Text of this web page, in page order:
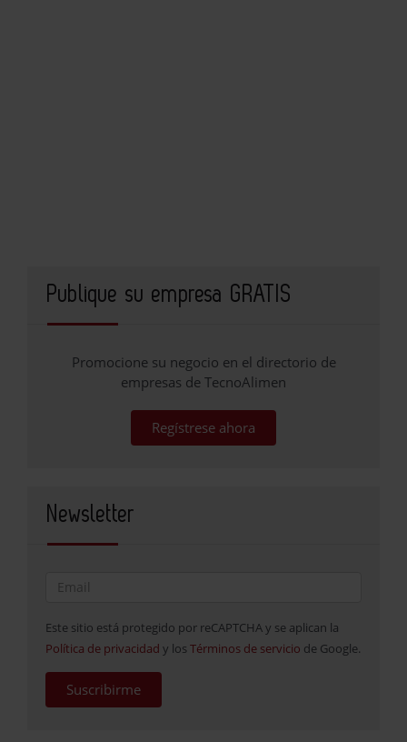
Publique su empresa GRATIS
Promocione su negocio en el directorio de
empresas de TecnoAlimen
Regístrese ahora
Newsletter
Este sitio está protegido por reCAPTCHA y se aplican la
Política de privacidad y los Términos de servicio de Google.
Suscribirme